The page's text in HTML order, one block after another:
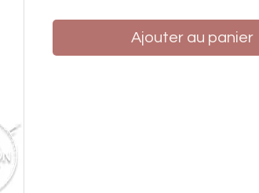
Ajouter au panier